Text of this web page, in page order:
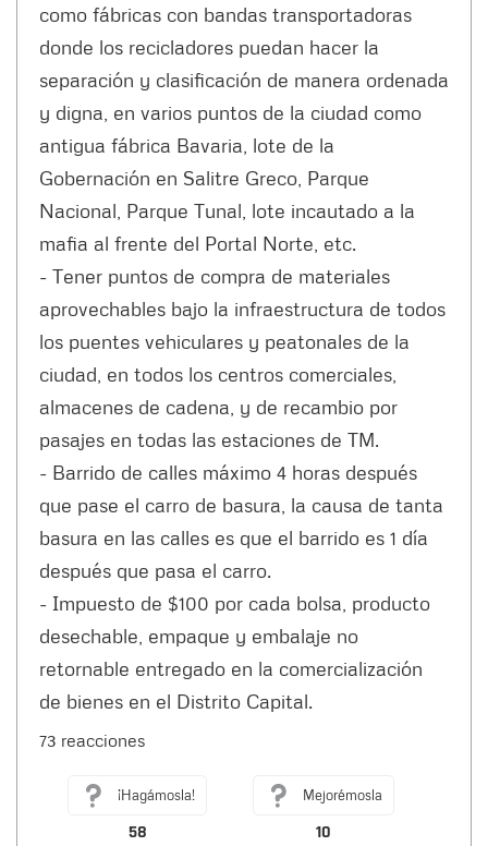
como fábricas con bandas transportadoras
donde los recicladores puedan hacer la
separación y clasificación de manera ordenada
y digna, en varios puntos de la ciudad como
antigua fábrica Bavaria, lote de la
Gobernación en Salitre Greco, Parque
Nacional, Parque Tunal, lote incautado a la
mafia al frente del Portal Norte, etc.
- Tener puntos de compra de materiales
aprovechables bajo la infraestructura de todos
los puentes vehiculares y peatonales de la
ciudad, en todos los centros comerciales,
almacenes de cadena, y de recambio por
pasajes en todas las estaciones de TM.
- Barrido de calles máximo 4 horas después
que pase el carro de basura, la causa de tanta
basura en las calles es que el barrido es 1 día
después que pasa el carro.
- Impuesto de $100 por cada bolsa, producto
desechable, empaque y embalaje no
retornable entregado en la comercialización
de bienes en el Distrito Capital.
73 reacciones
¡Hagámosla!
58
Mejorémosla
10